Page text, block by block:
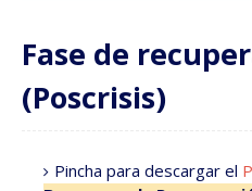
Fase de
(Poscrisis)
Pincha para descargar el